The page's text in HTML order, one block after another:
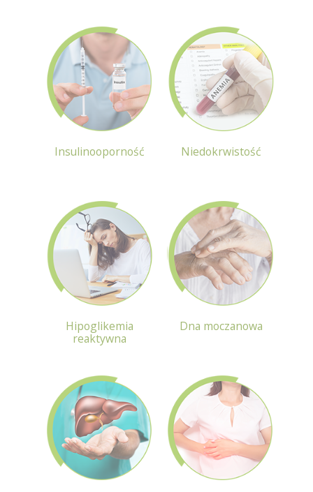
Insulinooporność Niedokrwistość
Hipoglikemia
reaktywna
Dna moczanowa